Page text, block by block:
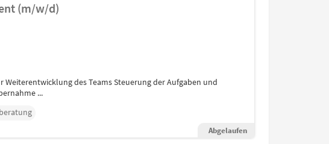
(m/w/d)
des Teams Steuerung der Aufgaben und
...
Abgelaufen